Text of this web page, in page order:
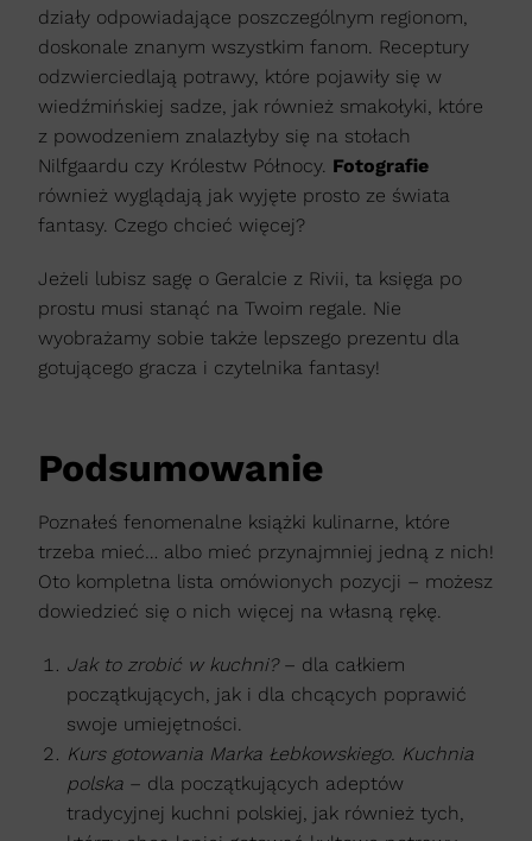
działy odpowiadające poszczególnym regionom,
doskonale znanym wszystkim fanom. Receptury
odzwierciedlają potrawy, które pojawiły się w
wiedźmińskiej sadze, jak również smakołyki, które
z powodzeniem znalazłyby się na stołach
Nilfgaardu czy Królestw Północy. Fotografie
również wyglądają jak wyjęte prosto ze świata
fantasy. Czego chcieć więcej?
Jeżeli lubisz sagę o Geralcie z Rivii, ta księga po
prostu musi stanąć na Twoim regale. Nie
wyobrażamy sobie także lepszego prezentu dla
gotującego gracza i czytelnika fantasy!
Podsumowanie
Poznałeś fenomenalne książki kulinarne, które
trzeba mieć… albo mieć przynajmniej jedną z nich!
Oto kompletna lista omówionych pozycji – możesz
dowiedzieć się o nich więcej na własną rękę.
Jak to zrobić w kuchni?– dla całkiem
początkujących, jak i dla chcących poprawić
swoje umiejętności.
Kurs gotowania Marka Łebkowskiego. Kuchnia
polska – dla początkujących adeptów
tradycyjnej kuchni polskiej, jak również tych,